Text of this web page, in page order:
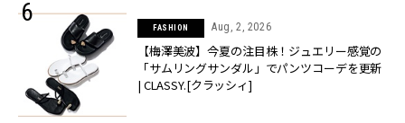
FASHION Aug, 2, 2026
【梅澤美波】今夏の注目株！ジュエリー感覚の
「サムリングサンダル」でパンツコーデを更新
| CLASSY.[クラッシィ]